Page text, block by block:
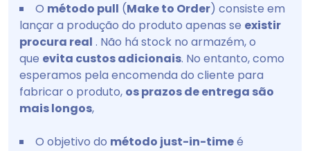
O método pull (Make to Order) consiste em
lançar a produção do produto apenas se existir
procura real . Não há stock no armazém, o
que evita custos adicionais. No entanto, como
esperamos pela encomenda do cliente para
fabricar o produto, os prazos de entrega são
mais longos,
O objetivo do método just-in-timeé